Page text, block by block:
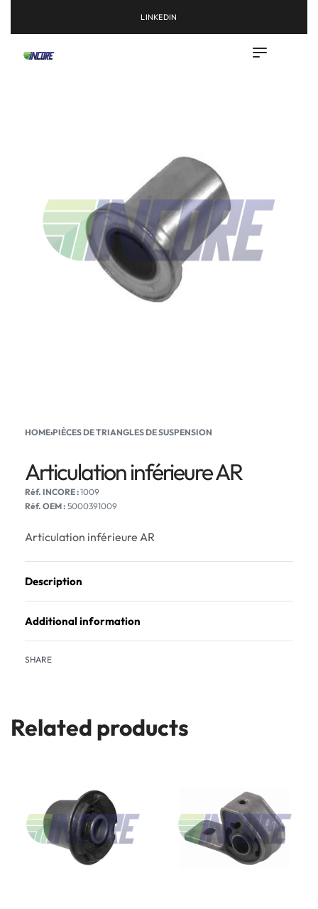
LINKEDIN
HOME›PIÈCES DE TRIANGLES DE SUSPENSION
Articulation inférieure AR
1009
Réf. OEM : 5000391009
Articulation inférieure AR
Description
Additional information
SHARE
Related products